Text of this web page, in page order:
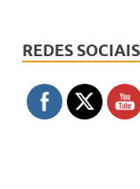
REDES SOCIAIS